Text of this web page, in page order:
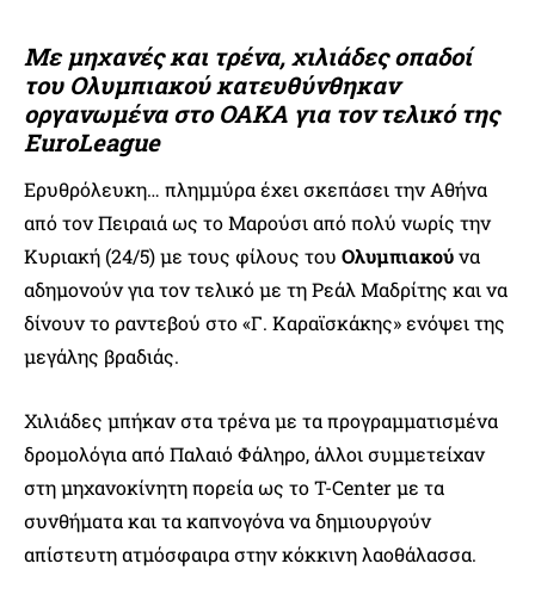
Με μηχανές και τρένα, χιλιάδες οπαδοί
του Ολυμπιακού κατευθύνθηκαν
οργανωμένα στο ΟΑΚΑ για τον τελικό της
EuroLeague
Ερυθρόλευκη… πλημμύρα έχει σκεπάσει την Αθήνα
από τον Πειραιά ως το Μαρούσι από πολύ νωρίς την
Κυριακή (24/5) με τους φίλους του Ολυμπιακούνα
αδημονούν για τον τελικό με τη Ρεάλ Μαδρίτης και να
δίνουν το ραντεβού στο «Γ. Καραϊσκάκης» ενόψει της
μεγάλης βραδιάς.
Χιλιάδες μπήκαν στα τρένα με τα προγραμματισμένα
δρομολόγια από Παλαιό Φάληρο, άλλοι συμμετείχαν
στη μηχανοκίνητη πορεία ως το T-Center με τα
συνθήματα και τα καπνογόνα να δημιουργούν
απίστευτη ατμόσφαιρα στην κόκκινη λαοθάλασσα.